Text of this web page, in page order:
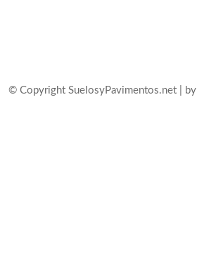
© Copyright SuelosyPavimentos.net | by